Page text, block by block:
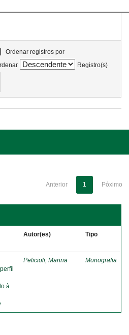
|
Ordenar registros por
Registro(s)
Anterior 1 Póximo
Autor(es) Tipo
à
Pelicioli, Marina Monografia